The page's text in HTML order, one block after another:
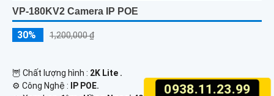
0938.11.23.99
VP-180KV2 Camera IP POE
30% 1,200,000 ₫
🦉 Chất lượng hình : 2K Lite .
⚙ Công Nghệ :
IP POE.